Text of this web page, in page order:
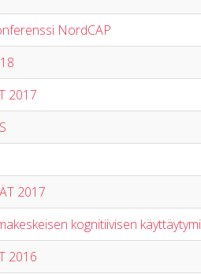
NordCAP
2017
2017
kognitiivisen
2016